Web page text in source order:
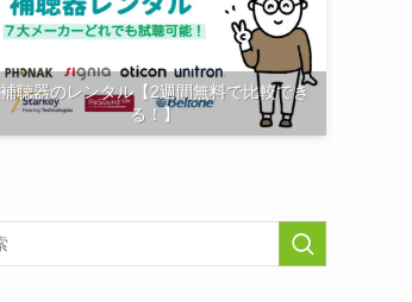
補聴器のレンタル【2週間無料で比較でき
る！】